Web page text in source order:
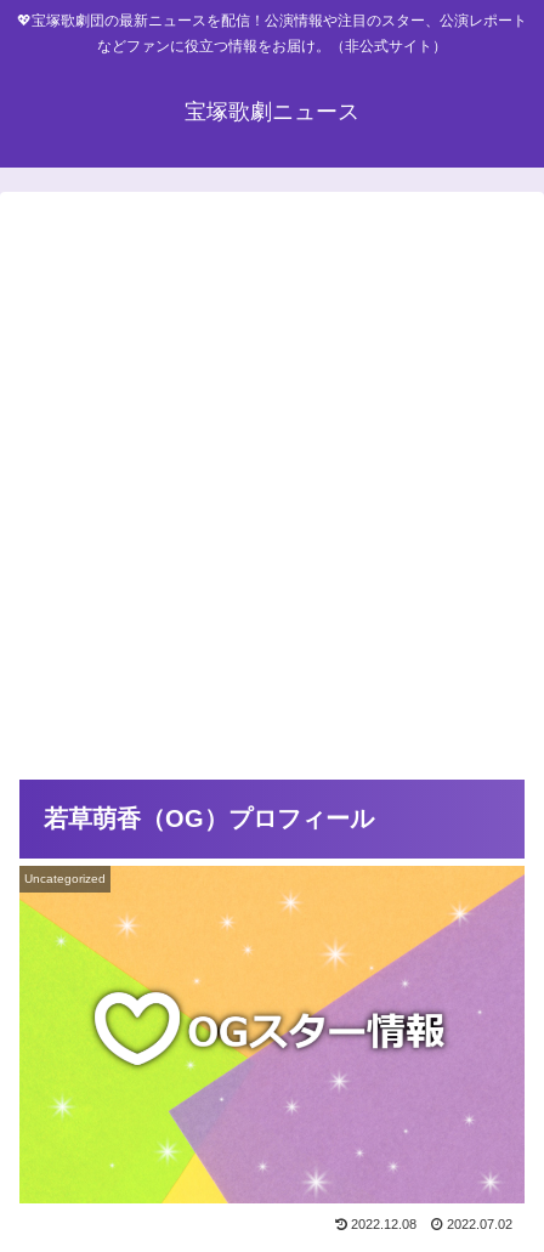
💖宝塚歌劇団の最新ニュースを配信！公演情報や注目のスター、公演レポート
などファンに役立つ情報をお届け。（非公式サイト）
宝塚歌劇ニュース
若草萌香（OG）プロフィール
Uncategorized
2022.12.08 2022.07.02